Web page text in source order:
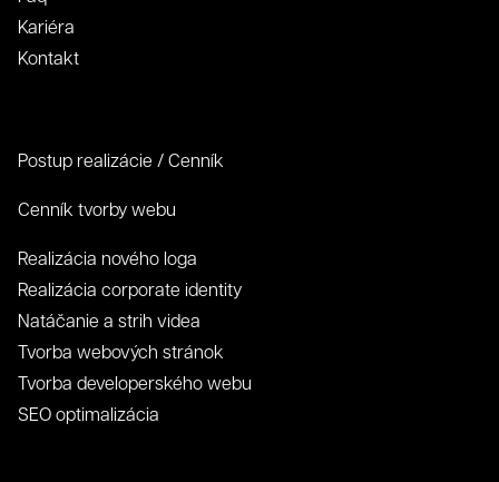
Kariéra
Kontakt
Postup realizácie / Cenník
Cenník tvorby webu
Realizácia nového loga
Realizácia corporate identity
Natáčanie a strih videa
Tvorba webových stránok
Tvorba developerského webu
SEO optimalizácia